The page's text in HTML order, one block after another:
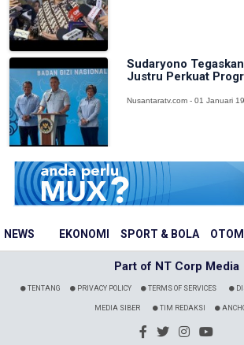
NEWS EKONOMI SPORT & BOLA
Sudaryono
Justru Perkuat
Nusantaratv.com - 01 Januari
Part of NT Corp Media
TENTANG PRIVACY POLICY TERMS OF SERVICES
MEDIA SIBER TIM REDAKSI